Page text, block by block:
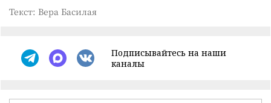
Текст: Вера Басилая
Подписывайтесь на наши
каналы